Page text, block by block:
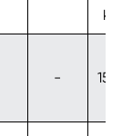
-